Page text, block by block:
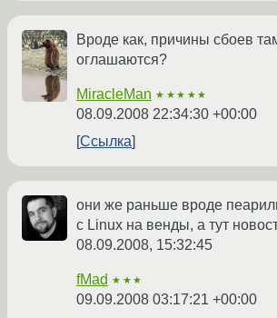
Вроде как, причины сбоев
оглашаются?
MiracleMan ★★★★★
08.09.2008 22:34:30 +00:00
Ссылка
они же раньше вроде
с Linux на венды, а тут
08.09.2008, 15:32:45
fMad ★★★
09.09.2008 03:17:21 +00:00